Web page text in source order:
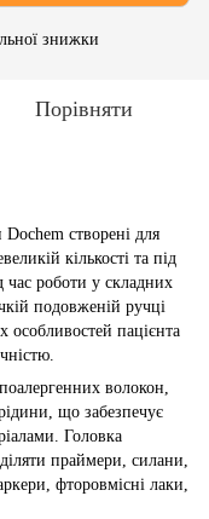
знижки
Порівняти
Dochem створені для
кількості та під
роботи у складних
подовженій ручці
особливостей пацієнта
волокон,
що забезпечує
Головка
праймери, силани,
фторовмісні лаки,